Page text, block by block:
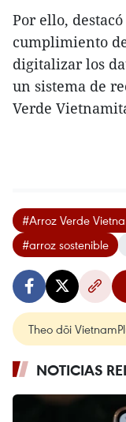
Por ello,
cumplimiento
digitalizar los
un sistema de
Verde
#Arroz Verde
#arroz sostenible
Theo dõi
NOTICIAS